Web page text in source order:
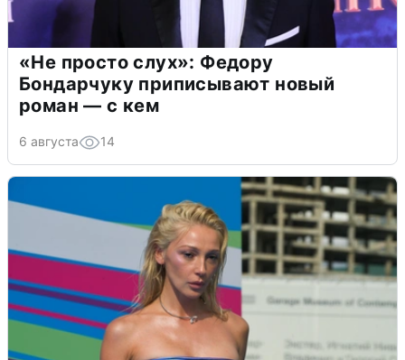
«Не просто слух»: Федору
Бондарчуку приписывают новый
роман — с кем
6 августа 14